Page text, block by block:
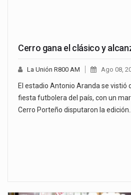
Cerro gana el clásico y
La Unión R800 AM Ago 08,
El estadio Antonio Aranda se vistió
fiesta futbolera del país, con un
Cerro Porteño disputaron la edición…